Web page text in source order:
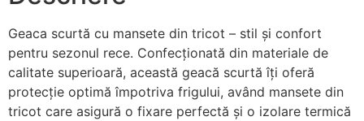
Geaca scurtă cu mansete din tricot – stil și confort
pentru sezonul rece. Confecționată din materiale de
calitate superioară, această geacă scurtă îți oferă
protecție optimă împotriva frigului, având mansete din
tricot care asigură o fixare perfectă și o izolare termică